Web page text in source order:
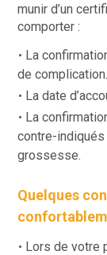
munir d’un
comporter :
La
de complication.
La date
La
contre-indiqués
grossesse.
Quelques
Lors de votre